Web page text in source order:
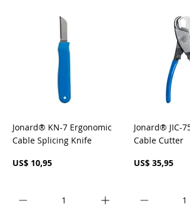
Visualização rápida
Jonard® KN-7 Ergonomic
Cable Splicing Knife
Preço
US$ 10,95
Jonard® JIC-
Cable Cutter
Preço
US$ 35,95